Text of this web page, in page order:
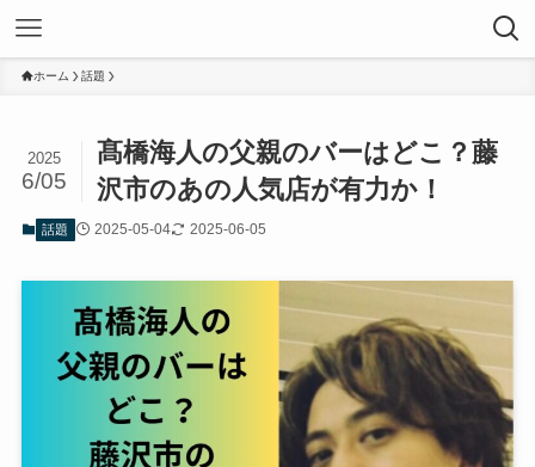
ホーム 話題
髙橋海人の父親のバーはどこ？藤
沢市のあの人気店が有力か！
2025
6/05
話題 2025-05-04 2025-06-05